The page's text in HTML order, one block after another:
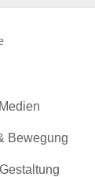
Bewegung